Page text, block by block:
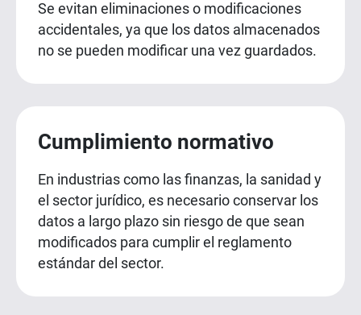
Se evitan eliminaciones o modificaciones
accidentales, ya que los datos almacenados
no se pueden modificar una vez guardados.
Cumplimiento normativo
En industrias como las finanzas, la sanidad y
el sector jurídico, es necesario conservar los
datos a largo plazo sin riesgo de que sean
modificados para cumplir el reglamento
estándar del sector.